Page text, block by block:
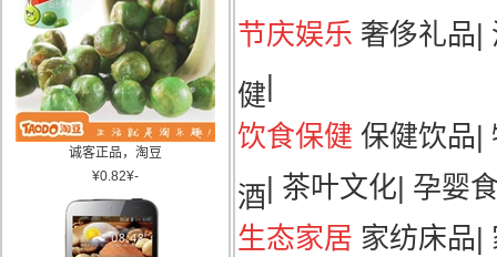
诚客正品，淘豆
¥0.82¥-
节庆娱乐 奢侈礼品|
健|
饮食保健 保健饮品|
酒| 茶叶文化| 孕婴
生态家居 家纺床品|